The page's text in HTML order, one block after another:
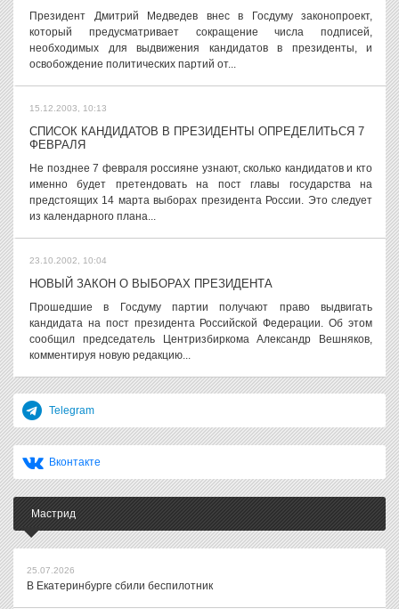
Президент Дмитрий Медведев внес в Госдуму законопроект,
который предусматривает сокращение числа подписей,
необходимых для выдвижения кандидатов в президенты, и
освобождение политических партий от...
15.12.2003, 10:13
СПИСОК КАНДИДАТОВ В ПРЕЗИДЕНТЫ ОПРЕДЕЛИТЬСЯ 7
ФЕВРАЛЯ
Не позднее 7 февраля россияне узнают, сколько кандидатов и кто
именно будет претендовать на пост главы государства на
предстоящих 14 марта выборах президента России. Это следует
из календарного плана...
23.10.2002, 10:04
НОВЫЙ ЗАКОН О ВЫБОРАХ ПРЕЗИДЕНТА
Прошедшие в Госдуму партии получают право выдвигать
кандидата на пост президента Российской Федерации. Об этом
сообщил председатель Центризбиркома Александр Вешняков,
комментируя новую редакцию...
Telegram
Вконтакте
Мастрид
25.07.2026
В Екатеринбурге сбили беспилотник